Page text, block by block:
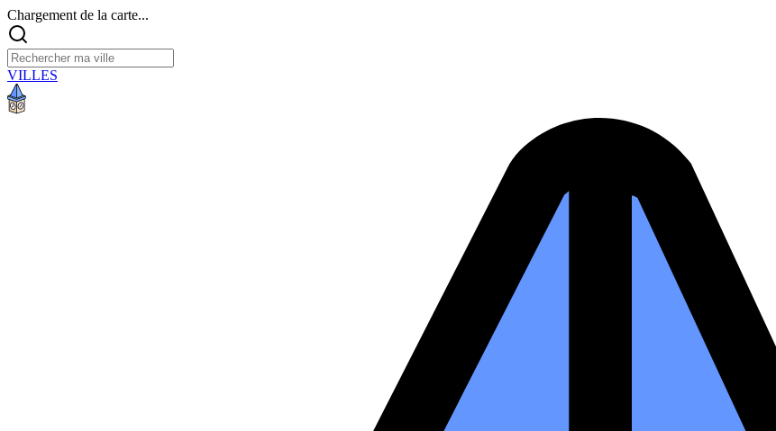
Chargement de la carte...
VILLES